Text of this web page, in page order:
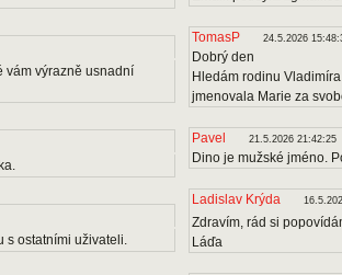
vám výrazně usnadní
s ostatními uživateli.
TomasP 24.5.2026
Dobrý den
Hledám rodinu
jmenovala Marie za
Pavel 21.5.2026 21:42:25
Dino je mužské jméno.
Ladislav Krýda
Zdravím, rád si
Láďa